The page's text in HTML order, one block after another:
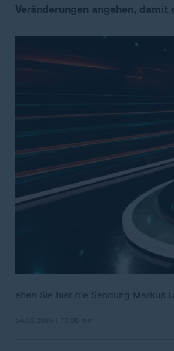
Veränderungen angehen,
ehen Sie hier die Sendung Markus